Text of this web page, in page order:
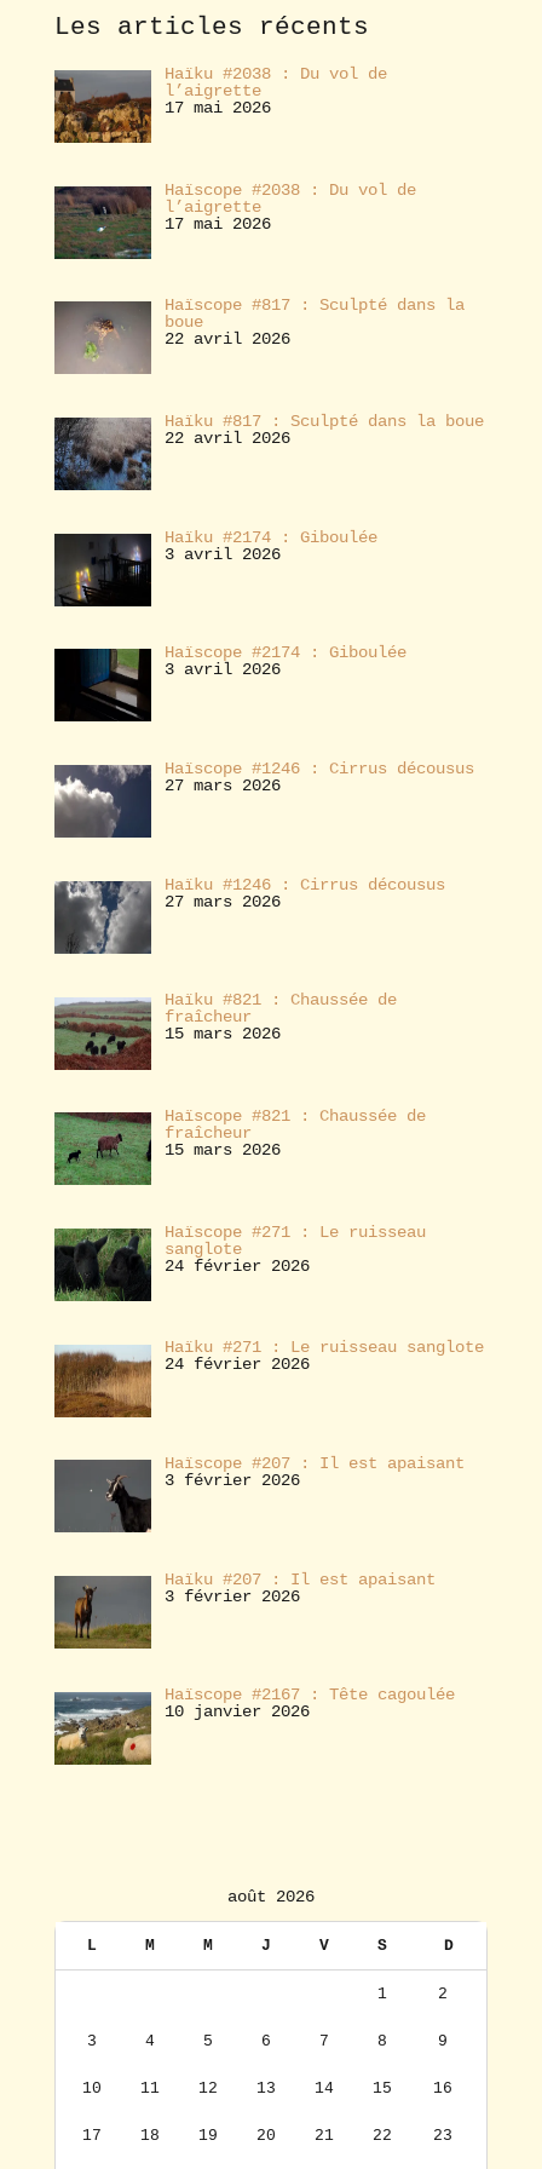
eLes articles récents
Haïku #2038 : Du vol de
l’aigrette
17 mai 2026
Haïscope #2038 : Du vol de
l’aigrette
17 mai 2026
Haïscope #817 : Sculpté dans la
boue
22 avril 2026
Haïku #817 : Sculpté dans la boue
22 avril 2026
Haïku #2174 : Giboulée
3 avril 2026
Haïscope #2174 : Giboulée
3 avril 2026
Haïscope #1246 : Cirrus décousus
27 mars 2026
Haïku #1246 : Cirrus décousus
27 mars 2026
Haïku #821 : Chaussée de
fraîcheur
15 mars 2026
Haïscope #821 : Chaussée de
fraîcheur
15 mars 2026
Haïscope #271 : Le ruisseau
sanglote
24 février 2026
Haïku #271 : Le ruisseau sanglote
24 février 2026
Haïscope #207 : Il est apaisant
3 février 2026
Haïku #207 : Il est apaisant
3 février 2026
Haïscope #2167 : Tête cagoulée
10 janvier 2026
août 2026
L M M J V S D
1 2
3 4 5 6 7 8 9
10 11 12 13 14 15 16
17 18 19 20 21 22 23